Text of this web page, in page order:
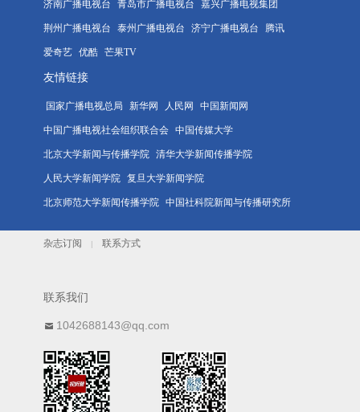
济南广播电视台 青岛市广播电视台 嘉兴广播电视集团
荆州广播电视台 泰州广播电视台 济宁广播电视台 腾讯
爱奇艺 优酷 芒果TV
友情链接
国家广播电视总局 新华网 人民网 中国新闻网
中国广播电视社会组织联合会 中国传媒大学
北京大学新闻与传播学院 清华大学新闻传播学院
人民大学新闻学院 复旦大学新闻学院
北京师范大学新闻传播学院 中国社科院新闻与传播研究所
杂志订阅 | 联系方式
联系我们
1042688143@qq.com